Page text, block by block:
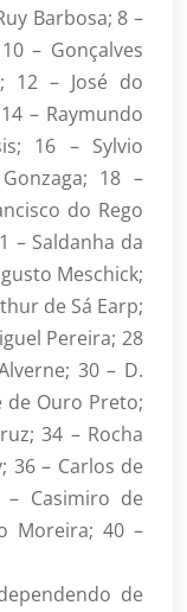
Barbosa; 8 –
– Gonçalves
12 – José do
– Raymundo
16 – Sylvio
18 –
do Rego
– Saldanha da
Meschick;
de Sá Earp;
Pereira; 28
30 – D.
de Ouro Preto;
34 – Rocha
36 – Carlos de
– Casimiro de
Moreira; 40 –
de